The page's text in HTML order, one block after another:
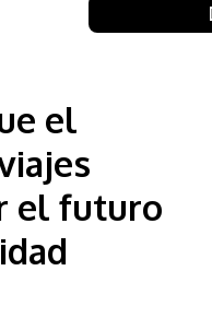
el
el futuro